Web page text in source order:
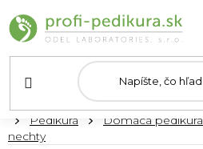
na
obsah
DomovPedikúra Domáca pedikúra
nechty